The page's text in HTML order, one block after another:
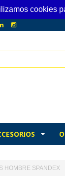
cookies
HOMBRE SPANDEX